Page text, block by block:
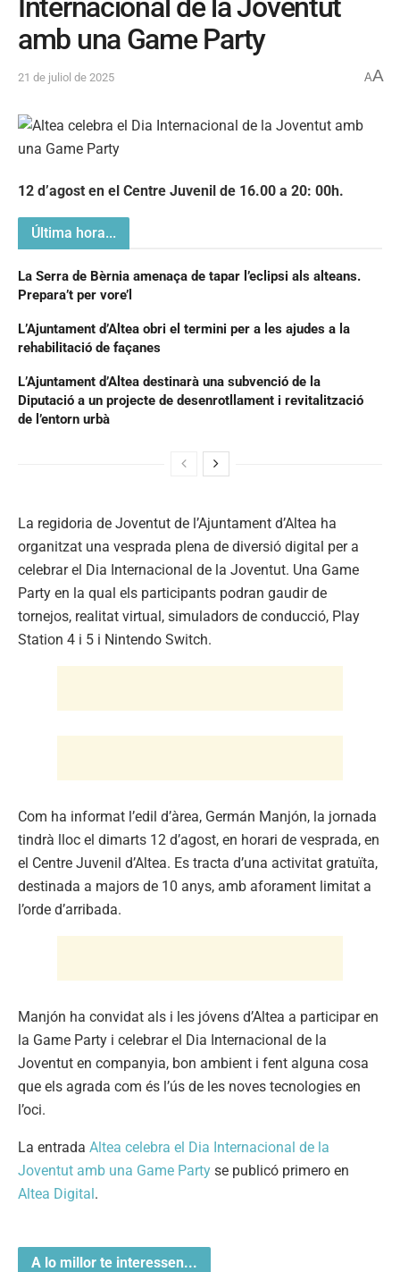
Internacional de la Joventut
amb una Game Party
21 de juliol de 2025 AA
12 d’agost en el Centre Juvenil de 16.00 a 20: 00h.
Última hora...
La Serra de Bèrnia amenaça de tapar l’eclipsi als alteans.
Prepara’t per vore’l
L’Ajuntament d’Altea obri el termini per a les ajudes a la
rehabilitació de façanes
L’Ajuntament d’Altea destinarà una subvenció de la
Diputació a un projecte de desenrotllament i revitalització
de l’entorn urbà
La regidoria de Joventut de l’Ajuntament d’Altea ha
organitzat una vesprada plena de diversió digital per a
celebrar el Dia Internacional de la Joventut. Una Game
Party en la qual els participants podran gaudir de
tornejos, realitat virtual, simuladors de conducció, Play
Station 4 i 5 i Nintendo Switch.
Com ha informat l’edil d’àrea, Germán Manjón, la jornada
tindrà lloc el dimarts 12 d’agost, en horari de vesprada, en
el Centre Juvenil d’Altea. Es tracta d’una activitat gratuïta,
destinada a majors de 10 anys, amb aforament limitat a
l’orde d’arribada.
Manjón ha convidat als i les jóvens d’Altea a participar en
la Game Party i celebrar el Dia Internacional de la
Joventut en companyia, bon ambient i fent alguna cosa
que els agrada com és l’ús de les noves tecnologies en
l’oci.
La entrada Altea celebra el Dia Internacional de la
Joventut amb una Game Party se publicó primero en
Altea Digital.
A lo millor te interessen...